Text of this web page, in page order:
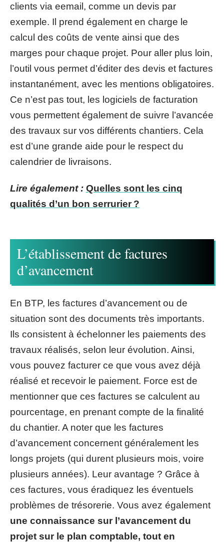
clients via eemail, comme un devis par
exemple. Il prend également en charge le
calcul des coûts de vente ainsi que des
marges pour chaque projet. Pour aller plus loin,
l’outil vous permet d’éditer des devis et factures
instantanément, avec les mentions obligatoires.
Ce n’est pas tout, les logiciels de facturation
vous permettent également de suivre l’avancée
des travaux sur vos différents chantiers. Cela
est d’une grande aide pour le respect du
calendrier de livraisons.
Lire également : Quelles sont les cinq
qualités d’un bon serrurier ?
L’établissement de factures
d’avancement
En BTP, les factures d’avancement ou de
situation sont des documents très importants.
Ils consistent à échelonner les paiements des
travaux réalisés, selon leur évolution. Ainsi,
vous pouvez facturer ce que vous avez déjà
réalisé et recevoir le paiement. Force est de
mentionner que ces factures se calculent au
pourcentage, en prenant compte de la finalité
du chantier. A noter que les factures
d’avancement concernent généralement les
longs projets (qui durent plusieurs mois, voire
plusieurs années). Leur avantage ? Grâce à
ces factures, vous éradiquez les éventuels
problèmes de trésorerie. Vous avez également
une connaissance sur l’avancement du
projet sur le plan comptable, tout en